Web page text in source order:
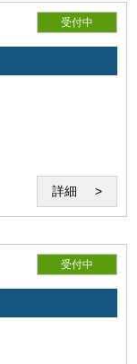
Zoomが利用可能
し、Zoomの機能等
します。また、
遵守し、正常にセ
ます。尚、Zoom
わせ等については
受付中
詳細
受付中